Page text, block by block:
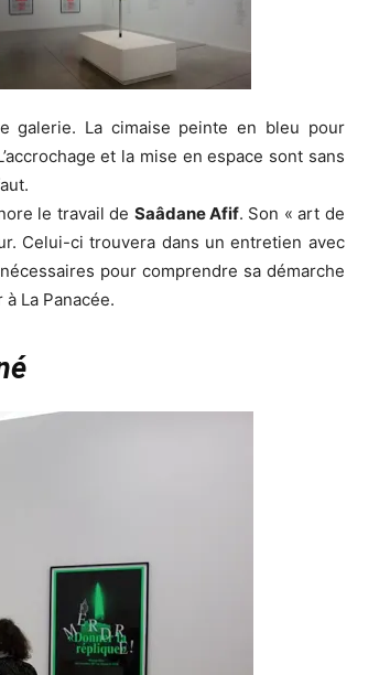
galerie. La cimaise peinte en bleu pour
et la mise en espace sont sans
le travail de Saâdane Afif. Son « art de
Celui-ci trouvera dans un entretien avec
pour comprendre sa démarche
La Panacée.